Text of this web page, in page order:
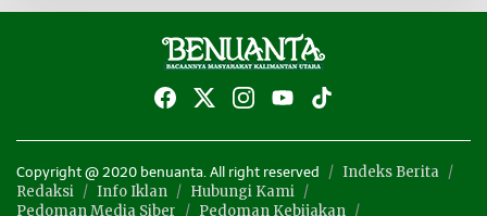
Copyright @ 2020 benuanta. All right reserved
Indeks Berita
Redaksi
Info Iklan
Hubungi Kami
Pedoman Media Siber
Pedoman Kebijakan